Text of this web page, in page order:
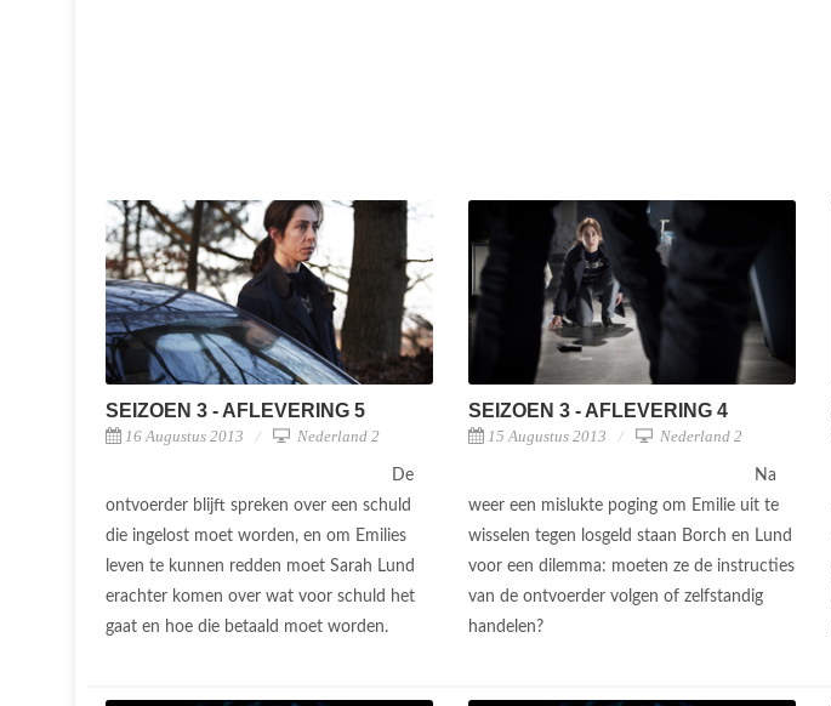
SEIZOEN 3 - AFLEVERING 5
16 Augustus 2013 Nederland 2
De
ontvoerder blijft spreken over een schuld
die ingelost moet worden, en om Emilies
leven te kunnen redden moet Sarah Lund
erachter komen over wat voor schuld het
gaat en hoe die betaald moet worden.
SEIZOEN 3 - AFLEVERING 4
15 Augustus 2013 Nederland 2
Na
weer een mislukte poging om Emilie uit te
wisselen tegen losgeld staan Borch en Lund
voor een dilemma: moeten ze de instructies
van de ontvoerder volgen of zelfstandig
handelen?